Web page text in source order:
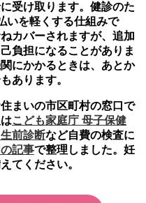
受け取ります。健診のた
いを軽くする仕組みで
カバーされますが、追加
負担になることがありま
にかかるときは、あとか
あります。
まいの市区町村の窓口で
こども家庭庁 母子保健
前診断など自費の検査に
記事で整理しました。妊
てください。